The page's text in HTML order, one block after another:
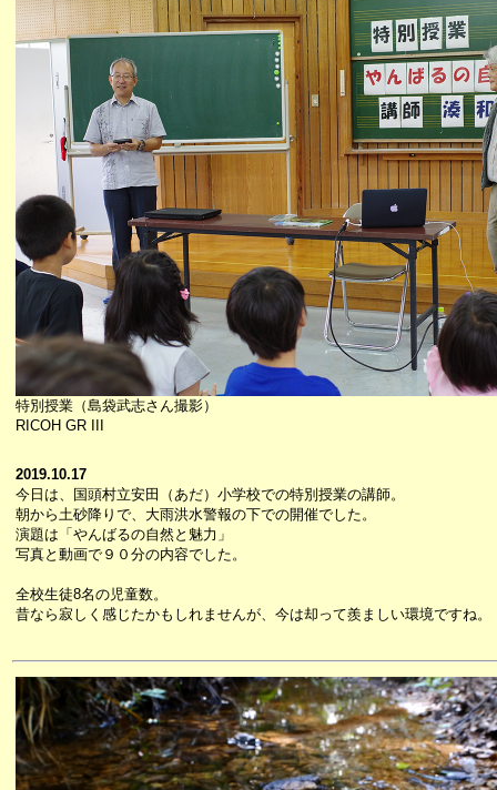
特別授業（島袋武志さん撮影）
RICOH GR III
2019.10.17
今日は、国頭村立安田（あだ）小学校での特別授業の講師。
朝から土砂降りで、大雨洪水警報の下での開催でした。
演題は「やんばるの自然と魅力」
写真と動画で９０分の内容でした。
全校生徒8名の児童数。
昔なら寂しく感じたかもしれませんが、今は却って羨ましい環境ですね。